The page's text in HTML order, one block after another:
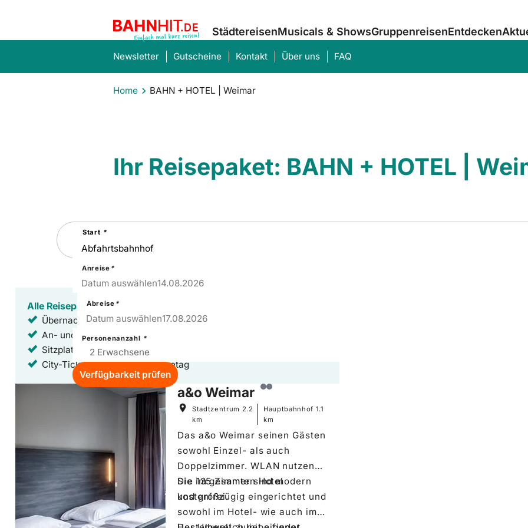
StädtereisenMusicals & ShowsGruppenreisenEntdecken
Newsletter Gutscheine Kontakt Über uns FAQ
Home BAHN + HOTEL | Weimar
Ihr Reisepaket: BAHN + HOTEL |
Sie
nach
einer
Städtereise
Start *
Anreise *
14
Fri
Datum auswählen14.08.2026
Abreise *
17
Mon
Datum auswählen17.08.2026
Personenanzahl *
Verfügbarkeit prüfen
Alle Reisepakete sind inklusive:
Übernachtungen in Top-Hotels mit Frühstück
An- und Abreise mit der Deutschen Bahn
Sitzplatzreservierung
City-Ticket am An- und Abreisetag
a&o Weimar
Stadtzentrum 2.2
km
Hauptbahnhof 1.1
km
Das a&o Weimar seinen Gästen
sowohl Einzel- als auch
Doppelzimmer. WLAN nutzen
Sie im gesamten Hotel
kostenfrei.
Die 135 Zimmer sind modern
und großzügig eingerichtet und
sowohl im Hotel- wie auch im
Hoteldetails: a&o Weimar